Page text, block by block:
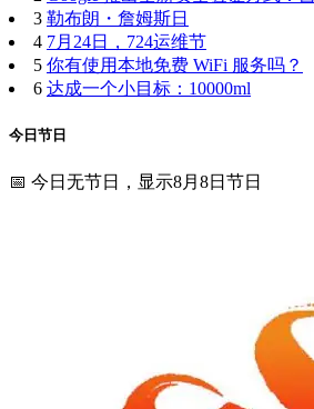
3 勒布朗・詹姆斯日
4 7月24日，724运维节
5 你有使用本地免费 WiFi 服务吗？
6 达成一个小目标：10000ml
今日节日
📅 今日无节日，显示8月8日节日